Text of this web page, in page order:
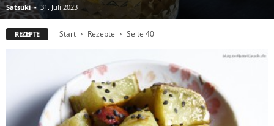
Satsuki - 31. Juli 2023
REZEPTE Start Rezepte Seite 40